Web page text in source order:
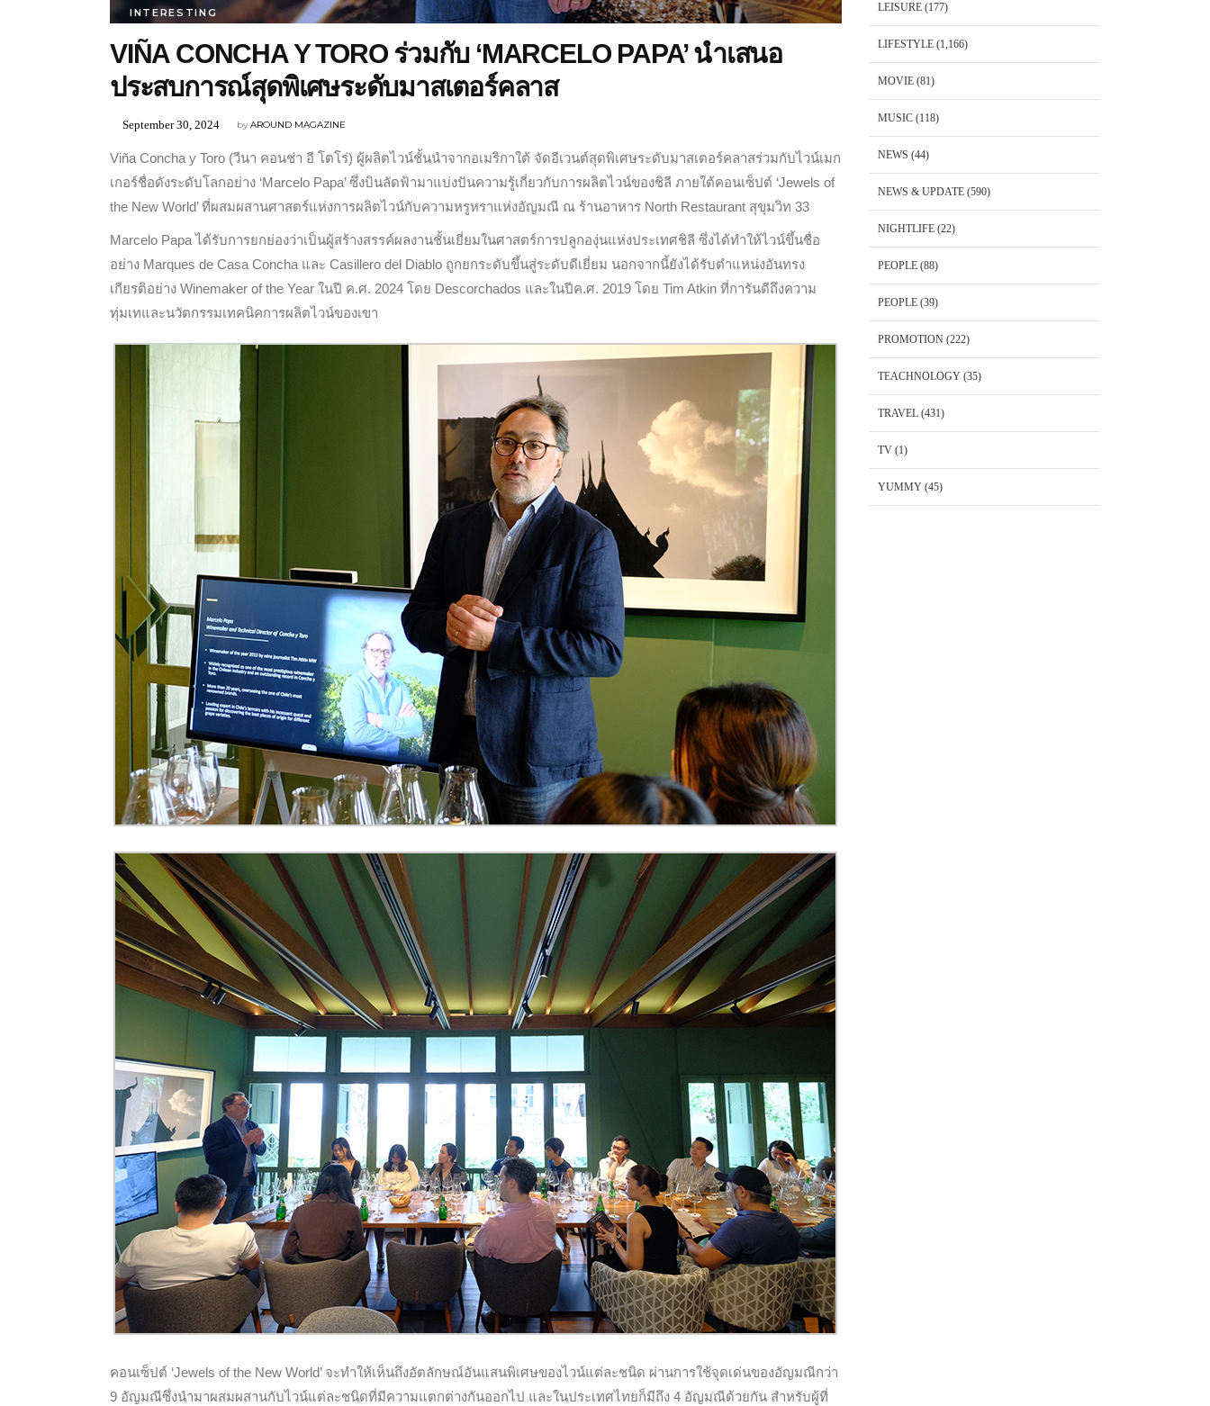
INTERESTING
VIÑA CONCHA Y TORO ร่วมกับ ‘MARCELO PAPA’ นำเสนอ
ประสบการณ์สุดพิเศษระดับมาสเตอร์คลาส
byAROUND MAGAZINE
September 30, 2024
Viña Concha y Toro (วีนา คอนช่า อี โตโร่) ผู้ผลิตไวน์ชั้นนําจากอเมริกาใต้ จัดอีเวนต์สุดพิเศษระดับมาสเตอร์คลาสร่วมกับไวน์เมก
เกอร์ชื่อดังระดับโลกอย่าง ‘Marcelo Papa’ ซึ่งบินลัดฟ้ามาแบ่งปันความรู้เกี่ยวกับการผลิตไวน์ของชิลี ภายใต้คอนเซ็ปต์ ‘Jewels of
the New World’ ที่ผสมผสานศาสตร์แห่งการผลิตไวน์กับความหรูหราแห่งอัญมณี ณ ร้านอาหาร North Restaurant สุขุมวิท 33
Marcelo Papa ได้รับการยกย่องว่าเป็นผู้สร้างสรรค์ผลงานชั้นเยี่ยมในศาสตร์การปลูกองุ่นแห่งประเทศชิลี ซึ่งได้ทำให้ไวน์ขึ้นชื่อ
อย่าง Marques de Casa Concha และ Casillero del Diablo ถูกยกระดับขึ้นสู่ระดับดีเยี่ยม นอกจากนี้ยังได้รับตําแหน่งอันทรง
เกียรติอย่าง Winemaker of the Year ในปี ค.ศ. 2024 โดย Descorchados และในปีค.ศ. 2019 โดย Tim Atkin ที่การันดีถึงความ
ทุ่มเทและนวัตกรรมเทคนิคการผลิตไวน์ของเขา
คอนเซ็ปต์ ‘Jewels of the New World’ จะทำให้เห็นถึงอัตลักษณ์อันแสนพิเศษของไวน์แต่ละชนิด ผ่านการใช้จุดเด่นของอัญมณีกว่า
9 อัญมณีซึ่งนำมาผสมผสานกับไวน์แต่ละชนิดที่มีความแตกต่างกันออกไป และในประเทศไทยก็มีถึง 4 อัญมณีด้วยกัน สำหรับผู้ที่
LEISURE(177)
LIFESTYLE(1,166)
MOVIE(81)
MUSIC(118)
NEWS (44)
NEWS & UPDATE(590)
NIGHTLIFE(22)
PEOPLE(88)
PEOPLE(39)
PROMOTION(222)
TEACHNOLOGY(35)
TRAVEL(431)
TV(1)
YUMMY(45)